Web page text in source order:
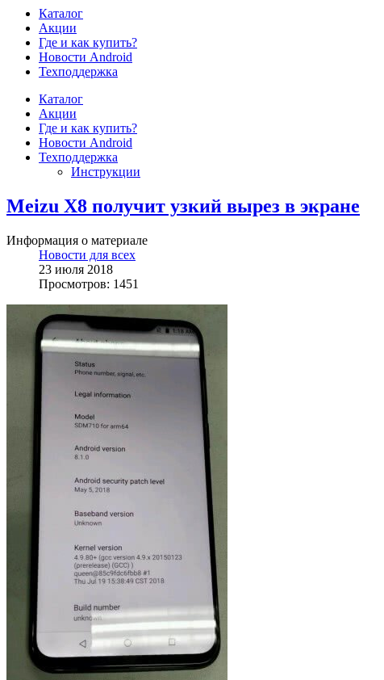
Каталог
Акции
Где и как купить?
Новости Android
Техподдержка
Каталог
Акции
Где и как купить?
Новости Android
Техподдержка
Инструкции
Meizu X8 получит узкий вырез в экране
Информация о материале
Новости для всех
23 июля 2018
Просмотров: 1451